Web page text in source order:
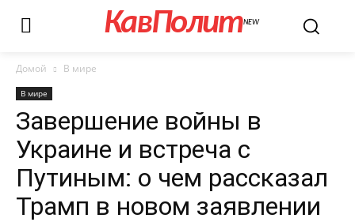
КавПолитNEW
Домой В мире
В мире
Завершение войны в
Украине и встреча с
Путиным: о чем рассказал
Трамп в новом заявлении